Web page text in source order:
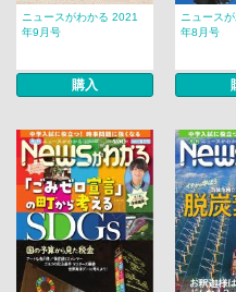
ニュースがわかる 2021
年9月号
購入
ニュース
年8月号